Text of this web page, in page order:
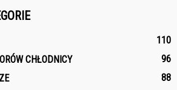
110
CHŁODNICY
96
88